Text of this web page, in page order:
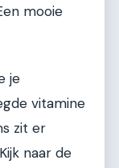
mooie
je
vitamine
zit er
naar de